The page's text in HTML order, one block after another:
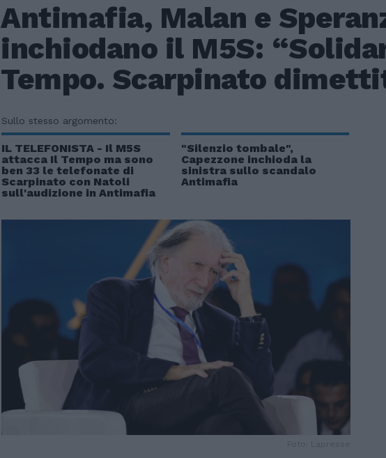
Antimafia, Malan e
inchiodano il M5S:
Tempo. Scarpinato
Sullo stesso argomento:
IL TELEFONISTA - Il M5S
attacca Il Tempo ma sono
ben 33 le telefonate di
Scarpinato con Natoli
sull'audizione in Antimafia
"Silenzio tombale",
Capezzone inchioda la
sinistra sullo scandalo
Antimafia